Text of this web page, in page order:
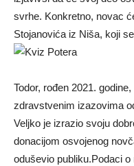
svrhe. Konkretno, novac
Stojanovića iz Niša, koji
Todor, rođen 2021.
zdravstvenim izazovima
Veljko je izrazio svoju
donacijom osvojenog
oduševio publiku.Podaci